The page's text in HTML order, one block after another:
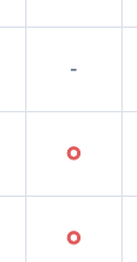
-
○
○